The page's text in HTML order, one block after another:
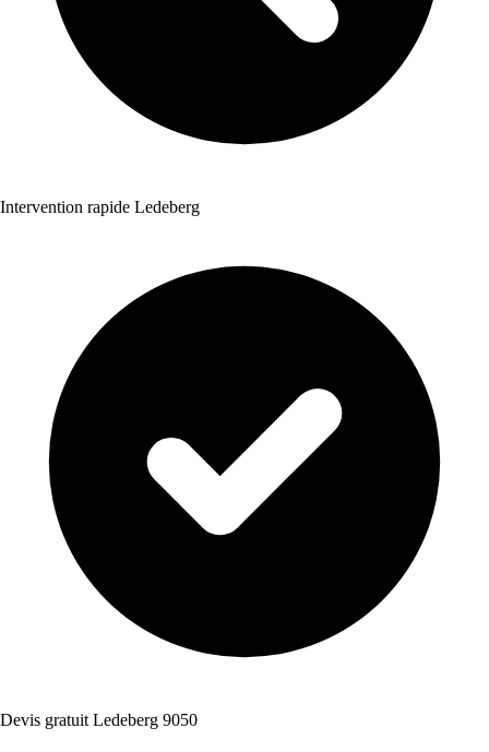
Intervention rapide Ledeberg
Devis gratuit Ledeberg 9050